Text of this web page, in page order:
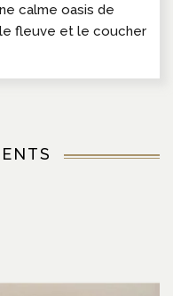
calme oasis de
fleuve et le coucher